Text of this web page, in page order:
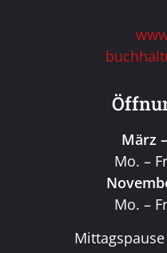
März
Mo. –
Mo. –